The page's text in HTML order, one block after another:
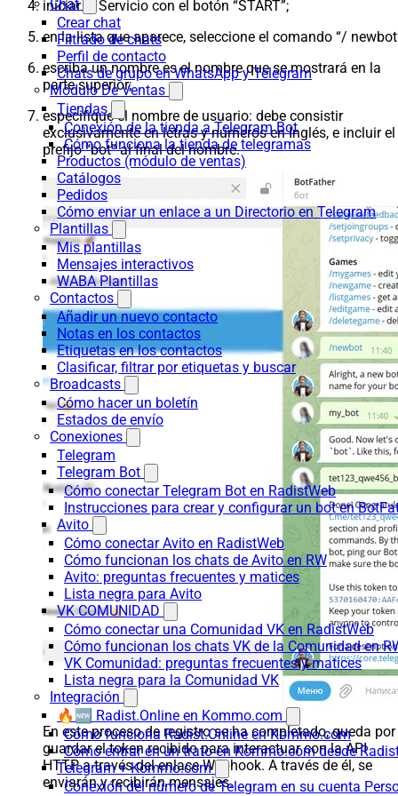
Chat
Crear chat
Filtrado de chats
Perfil de contacto
Chats de grupo en WhatsApp y Telegram
Módulo De Ventas
Tiendas
Conexión de la tienda a Telegram Bot
Cómo funciona la tienda de telegramas
Productos (módulo de ventas)
Catálogos
Pedidos
Cómo enviar un enlace a un Directorio en Telegram
Plantillas
Mis plantillas
Mensajes interactivos
WABA Plantillas
Contactos
Añadir un nuevo contacto
Notas en los contactos
Etiquetas en los contactos
Clasificar, filtrar por etiquetas y buscar
Broadcasts
Cómo hacer un boletín
Estados de envío
Conexiones
Telegram
Telegram Bot
Cómo conectar Telegram Bot en RadistWeb
Instrucciones para crear y configurar un bot en
Avito
Cómo conectar Avito en RadistWeb
Cómo funcionan los chats de Avito en RW
Avito: preguntas frecuentes y matices
Lista negra para Avito
VK COMUNIDAD
Cómo conectar una Comunidad VK en RadistWeb
Cómo funcionan los chats VK de la Comunidad en
VK Comunidad: preguntas frecuentes y matices
Lista negra para la Comunidad VK
Integración
🔥🆕 Radist.Online en Kommo.com
Cómo funciona Radist.Online en Kommo.com
Cómo entrar en un trato en Kommo.com desde
Telegram + Kommo.com
Conexión del número de Telegram en su cuenta
iniciar el Servicio con el botón “START”;
en la lista que aparece, seleccione el comando “/
escriba un nombre es el nombre que se mostrará en la
parte superior;
especifique el nombre de usuario: debe consistir
exclusivamente en letras y números en Inglés, e incluir el
prefijo “bot” al final del nombre.
En este proceso de registro se ha completado, queda por
guardar el token recibido para interactuar con la API
HTTP a través del enlace Webhook. A través de él, se
enviarán y recibirán mensajes.